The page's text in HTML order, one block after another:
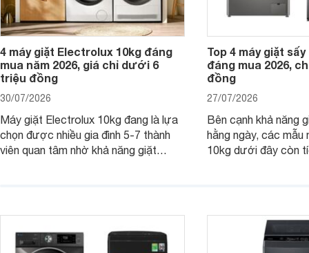
4 máy giặt Electrolux 10kg đáng
mua năm 2026, giá chỉ dưới 6
triệu đồng
30/07/2026
Máy giặt Electrolux 10kg đang là lựa
chọn được nhiều gia đình 5-7 thành
viên quan tâm nhờ khả năng giặt
Top 4 máy giặt
đáng mua 2026,
đồng
27/07/2026
Bên cạnh khả năng
hằng ngày, các mẫu
10kg dưới đây còn